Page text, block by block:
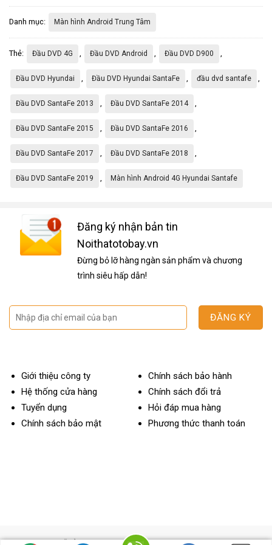
Danh mục: Màn hình Android Trung Tâm
Thẻ: Đầu DVD 4G , Đầu DVD Android , Đầu DVD D900 ,
Đầu DVD Hyundai , Đầu DVD Hyundai SantaFe , đầu dvd santafe ,
Đầu DVD SantaFe 2013 , Đầu DVD SantaFe 2014 ,
Đầu DVD SantaFe 2015 , Đầu DVD SantaFe 2016 ,
Đầu DVD SantaFe 2017 , Đầu DVD SantaFe 2018 ,
Đầu DVD SantaFe 2019 , Màn hình Android 4G Hyundai Santafe
Đăng ký nhận bản tin
Noithatotobay.vn
Đừng bỏ lỡ hàng ngàn sản phẩm và chương
trình siêu hấp dẫn!
Giới thiệu công ty
Hệ thống cửa hàng
Tuyển dụng
Chính sách bảo mật
Chính sách bảo hành
Chính sách đổi trả
Hỏi đáp mua hàng
Phương thức thanh toán
OTOBAY MỸ ĐÌNHĐC: 112 Miếu Đầm, Mễ Trì, Nam Từ Liêm, Hà Nội